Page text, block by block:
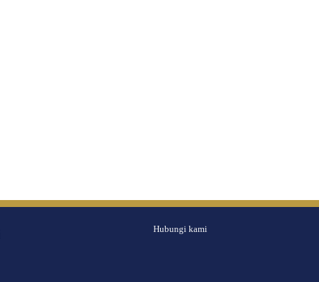
Hubungi kami